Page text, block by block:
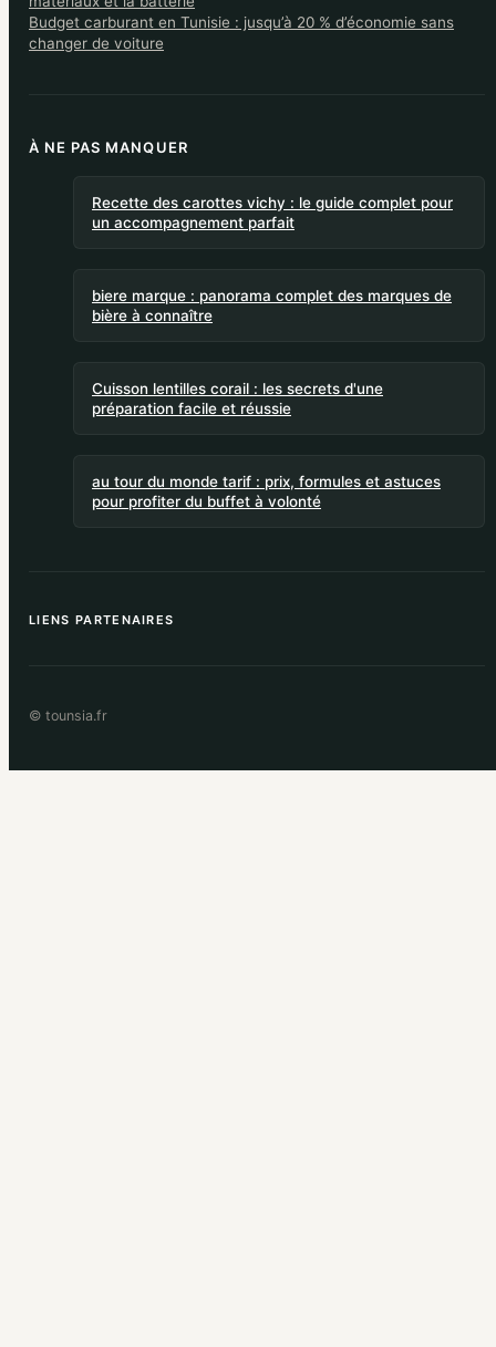
Budget carburant en Tunisie : jusqu’à 20 % d’économie sans
changer de voiture
À NE PAS MANQUER
Recette des carottes vichy : le guide complet pour
un accompagnement parfait
biere marque : panorama complet des marques de
bière à connaître
Cuisson lentilles corail : les secrets d'une
préparation facile et réussie
au tour du monde tarif : prix, formules et astuces
pour profiter du buffet à volonté
LIENS PARTENAIRES
© tounsia.fr